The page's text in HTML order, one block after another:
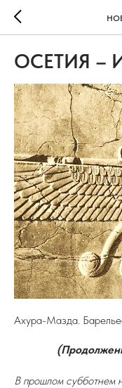
ОСЕТИЯ –
Ахура-Мазда.
В прошлом субботнем